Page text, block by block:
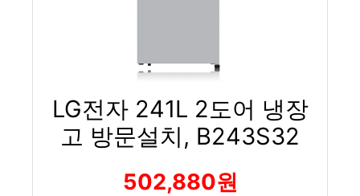
LG전자 241L 2도어 냉장
고 방문설치, B243S32
502,880원